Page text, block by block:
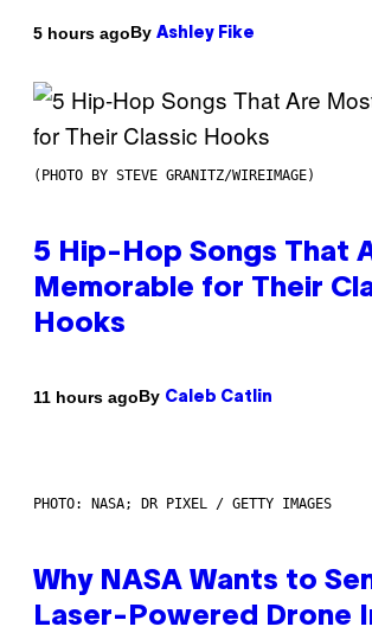
5 hours agoBy Ashley Fike
(PHOTO BY STEVE GRANITZ/WIREIMAGE)
5 Hip-Hop Songs That
Memorable for Their
Hooks
11 hours agoBy Caleb Catlin
PHOTO: NASA; DR PIXEL / GETTY IMAGES
Why NASA Wants to
Laser-Powered Drone